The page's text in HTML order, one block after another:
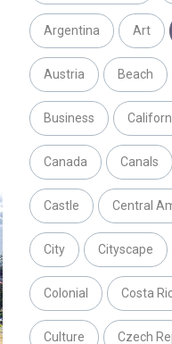
Argentina Art
Austria Beach
Business
Canada Canals
Castle Central
City Cityscape
Colonial Costa
Culture Czech